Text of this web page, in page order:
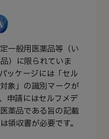
一般用医薬品等（い
）に限られていま
ッケージには「セル
象」の識別マークが
申請にはセルフメデ
薬品である旨の記載
領収書が必要です。